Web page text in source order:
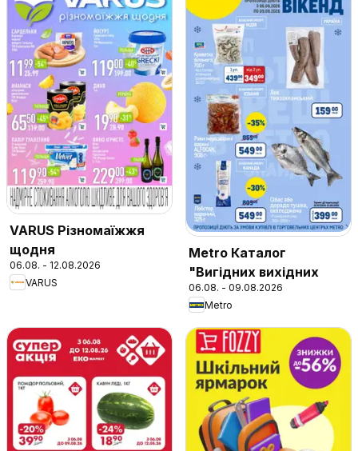
VARUS Різномаїжжя
щодня
06.08. - 12.08.2026
VARUS
Metro Каталог
"Вигідних вихідних
06.08. - 09.08.2026
Metro